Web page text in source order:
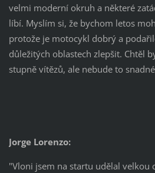
velmi moderní okruh a některé
líbí. Myslím si, že bychom letos
protože je motocykl dobrý a
důležitých oblastech zlepšit. Chtěl
stupně vítězů, ale nebude to
Jorge Lorenzo:
"Vloni jsem na startu udělal velkou